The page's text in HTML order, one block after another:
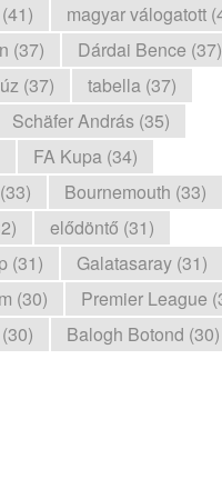
magyar válogatott
(37)
Dárdai Bence (37)
(37)
tabella (37)
Schäfer András (35)
FA Kupa (34)
Bournemouth (33)
elődöntő (31)
(31)
Galatasaray (31)
(30)
Premier League
Balogh Botond (30)